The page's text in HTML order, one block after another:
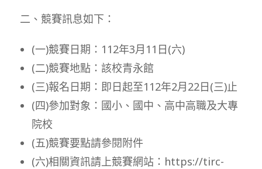
二、競賽訊息如下：
(一)競賽日期：112年3月11日(六)
(二)競賽地點：該校青永館
(三)報名日期：即日起至112年2月22日(三)止
(四)參加對象：國小、國中、高中高職及大專
院校
(五)競賽要點請參閱附件
(六)相關資訊請上競賽網站： https://tirc-